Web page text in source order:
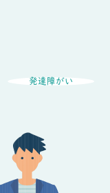
発達障がい